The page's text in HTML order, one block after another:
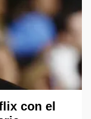
con el